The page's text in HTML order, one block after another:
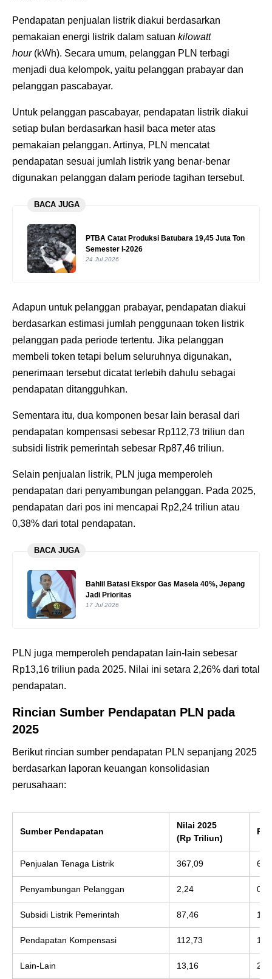
Pendapatan penjualan listrik diakui berdasarkan
pemakaian energi listrik dalam satuan kilowatt
hour (kWh). Secara umum, pelanggan PLN terbagi
menjadi dua kelompok, yaitu pelanggan prabayar dan
pelanggan pascabayar.
Untuk pelanggan pascabayar, pendapatan listrik diakui
setiap bulan berdasarkan hasil baca meter atas
pemakaian pelanggan. Artinya, PLN mencatat
pendapatan sesuai jumlah listrik yang benar-benar
digunakan pelanggan dalam periode tagihan tersebut.
BACA JUGA
PTBA Catat Produksi Batubara 19,45 Juta Ton
Semester I-2026
24 Jul 2026
Adapun untuk pelanggan prabayar, pendapatan diakui
berdasarkan estimasi jumlah penggunaan token listrik
pelanggan pada periode tertentu. Jika pelanggan
membeli token tetapi belum seluruhnya digunakan,
penerimaan tersebut dicatat terlebih dahulu sebagai
pendapatan ditangguhkan.
Sementara itu, dua komponen besar lain berasal dari
pendapatan kompensasi sebesar Rp112,73 triliun dan
subsidi listrik pemerintah sebesar Rp87,46 triliun.
Selain penjualan listrik, PLN juga memperoleh
pendapatan dari penyambungan pelanggan. Pada 2025,
pendapatan dari pos ini mencapai Rp2,24 triliun atau
0,38% dari total pendapatan.
BACA JUGA
Bahlil Batasi Ekspor Gas Masela 40%, Jepang
Jadi Prioritas
17 Jul 2026
PLN juga memperoleh pendapatan lain-lain sebesar
Rp13,16 triliun pada 2025. Nilai ini setara 2,26% dari total
pendapatan.
Rincian Sumber Pendapatan PLN pada
2025
Berikut rincian sumber pendapatan PLN sepanjang 2025
berdasarkan laporan keuangan konsolidasian
perusahaan:
Sumber Pendapatan
Nilai 2025
(Rp Triliun)
Penjualan Tenaga Listrik 367,09
Penyambungan Pelanggan 2,24
Subsidi Listrik Pemerintah 87,46
Pendapatan Kompensasi 112,73
Lain-Lain 13,16